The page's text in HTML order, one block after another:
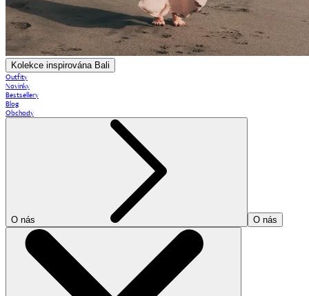
Kolekce inspirována Bali
Outfity
Novinky
Bestsellery
Blog
Obchody
O nás O nás